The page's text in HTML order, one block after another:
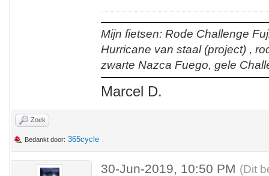
Mijn fietsen: Rode Challenge
Hurricane van staal (project) ,
zwarte Nazca Fuego, gele
Marcel D.
Zoek
Bedankt door: 365cycle
30-Jun-2019, 10:50 PM (Dit